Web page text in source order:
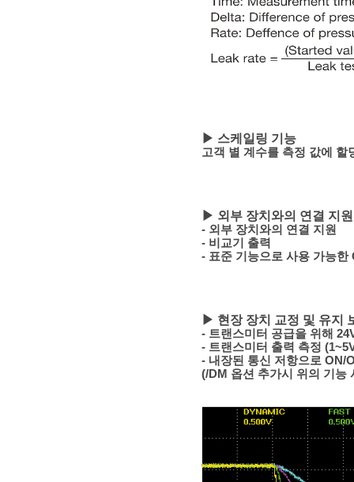
▶ 스케일링 기능
고객 별 계 수를 측정 값에 할
▶ 외부 장치와의 연결 지원
- 외부 장치와의 연결 지원
- 비교기 출력
- 표준 기능으로 사용 가능
▶ 현장 장치 교정 및 유지
- 트랜스미터 공급을 위해
- 트랜스미터 출력 측정
- 내장된 통신 저항으로 ON/
(/DM 옵션 추가시 위의 기능